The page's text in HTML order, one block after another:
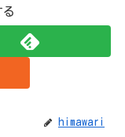
himawari